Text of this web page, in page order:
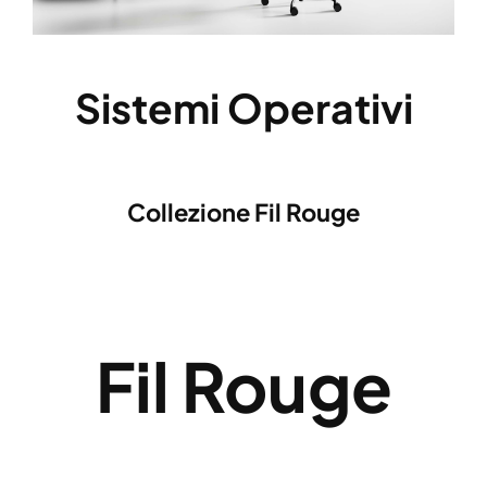
Sistemi Operativi
Collezione Fil Rouge
Fil Rouge